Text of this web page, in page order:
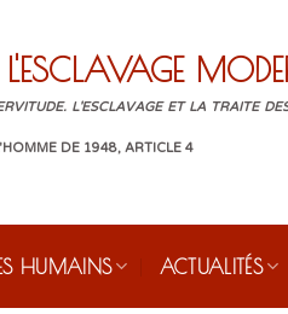
L'ESCLAVAGE ET LA TRAITE
DE 1948, ARTICLE 4
HUMAINS ACTUALITÉS